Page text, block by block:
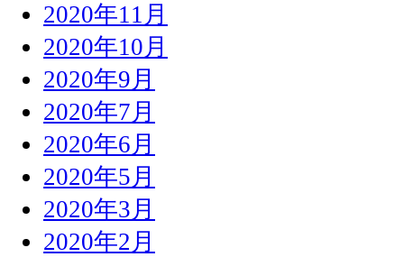
2020年11月
2020年10月
2020年9月
2020年7月
2020年6月
2020年5月
2020年3月
2020年2月